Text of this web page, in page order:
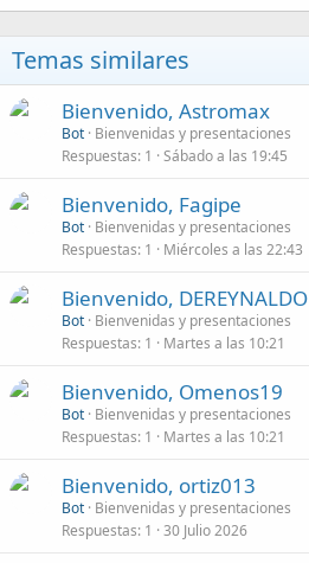
Temas similares
Bienvenido, Astromax
Bot Bienvenidas y presentaciones
Respuestas 1 Sábado a las 19:45
Bienvenido, Fagipe
Bot Bienvenidas y presentaciones
Respuestas 1 Miércoles a las 22:43
Bienvenido, DEREYNALDO
Bot Bienvenidas y presentaciones
Respuestas 1 Martes a las 10:21
Bienvenido, Omenos19
Bot Bienvenidas y presentaciones
Respuestas 1 Martes a las 10:21
Bienvenido, ortiz013
Bot Bienvenidas y presentaciones
Respuestas 1 30 Julio 2026